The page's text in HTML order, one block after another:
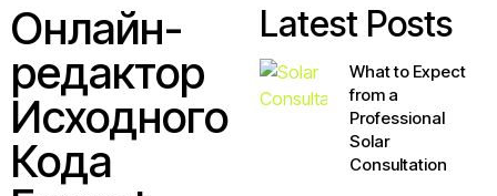
Онлайн-
редактор
Исходного
Кода
Latest Posts
What to Expect
from a
Professional
Solar
Consultation